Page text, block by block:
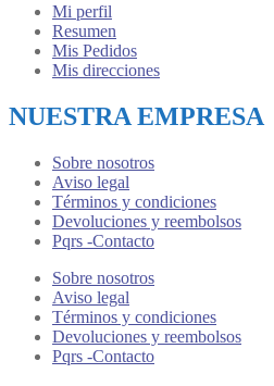
Mi perfil
Resumen
Mis Pedidos
Mis direcciones
NUESTRA EMPRESA
Sobre nosotros
Aviso legal
Términos y condiciones
Devoluciones y reembolsos
Pqrs -Contacto
Sobre nosotros
Aviso legal
Términos y condiciones
Devoluciones y reembolsos
Pqrs -Contacto